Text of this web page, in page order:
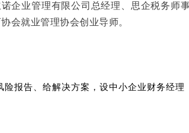
企业管理有限公司总经理、思企税务师
会就业管理协会创业导师。
报告、给解决方案，设中小企业财务经理